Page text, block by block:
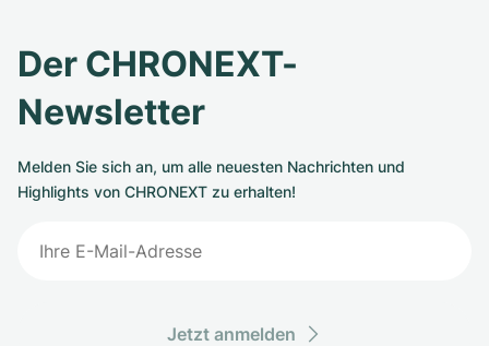
Der CHRONEXT-
Newsletter
Melden Sie sich an, um alle neuesten Nachrichten und
Highlights von CHRONEXT zu erhalten!
Jetzt anmelden